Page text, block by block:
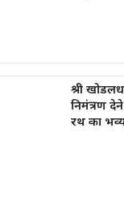
श्री
निमंत्रण
रथ का